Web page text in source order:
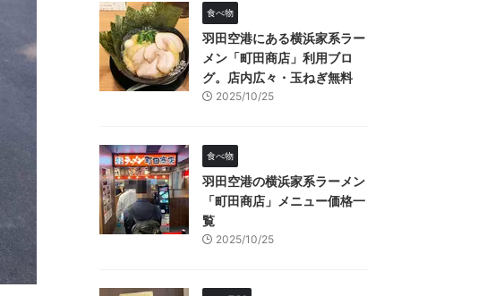
食べ物
羽田空港にある横浜家系ラー
メン「町田商店」利用ブロ
グ。店内広々・玉ねぎ無料
2025/10/25
食べ物
羽田空港の横浜家系ラーメン
「町田商店」メニュー価格一
覧
2025/10/25